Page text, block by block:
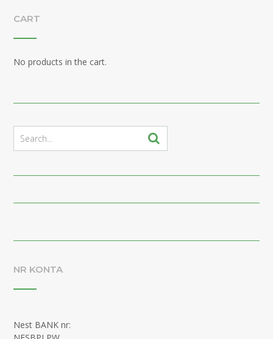
CART
No products in the cart.
NR KONTA
Nest BANK nr: